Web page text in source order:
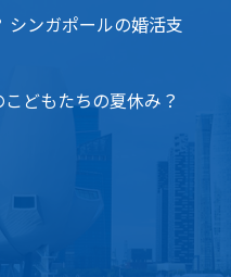
シンガポールの婚活支
どもたちの夏休み？